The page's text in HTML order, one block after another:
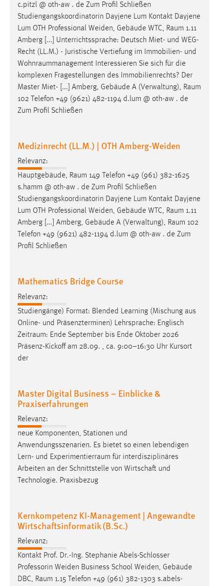
c.pitzl @ oth-aw . de Zum Profil Schließen
Studiengangskoordinatorin Dayjene Lum Kontakt Dayjene
Lum OTH Professional Weiden, Gebäude WTC, Raum 1.11
Amberg [...] Unterrichtssprache: Deutsch Miet- und WEG-
Recht (LL.M.) - Juristische Vertiefung im Immobilien- und
Wohnraummanagement Interessieren Sie sich für die
komplexen Fragestellungen des Immobilienrechts? Der
Master Miet- [...] Amberg, Gebäude A (Verwaltung), Raum
102 Telefon +49 (9621) 482-1194 d.lum @ oth-aw . de
Zum Profil Schließen
Medizinrecht (LL.M.) | OTH Amberg-Weiden
Relevanz:
Hauptgebäude, Raum 149 Telefon +49 (961) 382-1625
s.hamm @ oth-aw . de Zum Profil Schließen
Studiengangskoordinatorin Dayjene Lum Kontakt Dayjene
Lum OTH Professional Weiden, Gebäude WTC, Raum 1.11
Amberg [...] Amberg, Gebäude A (Verwaltung), Raum 102
Telefon +49 (9621) 482-1194 d.lum @ oth-aw . de Zum
Profil Schließen
Mathematics Bridge Course
Relevanz:
Studiengänge) Format: Blended Learning (Mischung aus
Online- und Präsenzterminen) Lehrsprache: Englisch
Zeitraum: Ende September bis Ende Oktober 2026
Präsenz-Kickoff am 28.09. , ca. 9:00–16:30 Uhr Kursort
der
Master Digital Business – Einblicke &
Praxiserfahrungen
Relevanz:
neue Komponenten, Stationen und
Anwendungsszenarien. Es bietet so einen lebendigen
Lern- und Experimentierraum für interdisziplinäres
Arbeiten an der Schnittstelle von Wirtschaft und
Technologie. Praxisbezug
Kernkompetenz KI-Management | Angewandte
Wirtschaftsinformatik (B.Sc.)
Relevanz:
Kontakt Prof. Dr.-Ing. Stephanie Abels-Schlosser
Professorin Weiden Business School Weiden, Gebäude
DBC, Raum 1.15 Telefon +49 (961) 382-1303 s.abels-